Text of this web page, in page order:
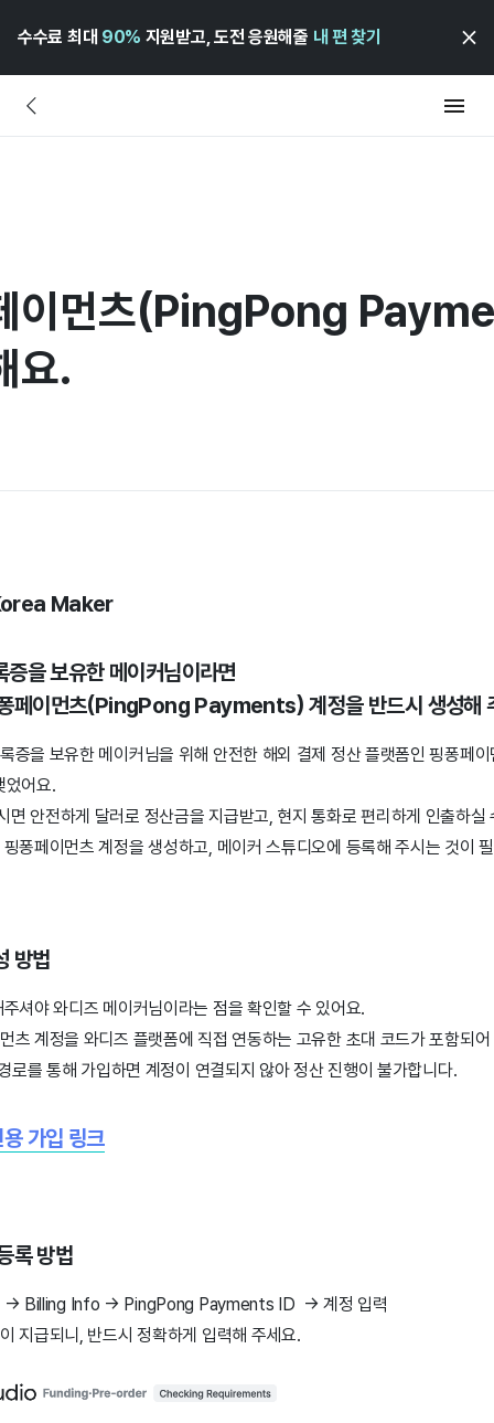
수수료 최대 90% 지원받고, 도전 응원해줄 내 편 찾기
이먼츠(PingPong
요.
Maker
을 보유한 메이커님이라면
페이먼츠(PingPong Payments) 계정을 반드시 생성해
증을 보유한 메이커님을 위해 안전한 해외 결제 정산 플랫폼인 핑퐁페
어요.
면 안전하게 달러로 정산금을 지급받고, 현지 통화로 편리하게 인출하실
퐁페이먼츠 계정을 생성하고, 메이커 스튜디오에 등록해 주시는 것이
방법
셔야 와디즈 메이커님이라는 점을 확인할 수 있어요.
츠 계정을 와디즈 플랫폼에 직접 연동하는 고유한 초대 코드가 포함되
로를 통해 가입하면 계정이 연결되지 않아 정산 진행이 불가합니다.
가입 링크
록 방법
→ Billing Info → PingPong Payments ID → 계정 입력
지급되니, 반드시 정확하게 입력해 주세요.